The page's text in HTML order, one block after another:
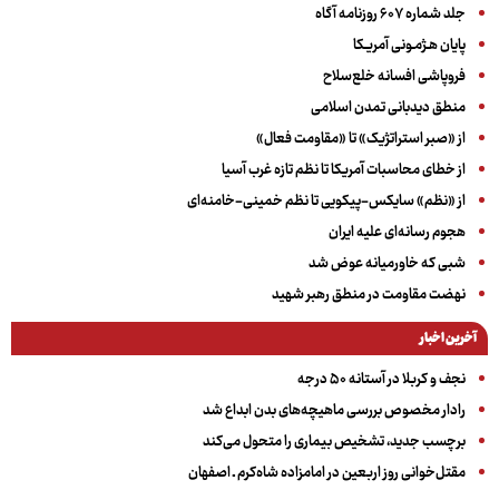
جلد شماره ۶۰۷ روزنامه آگاه
پایان هـژمـونی آمریـکا
فروپاشی افسانه خلع‌سلاح
منطق دیدبانی تمدن اسلامی
از «صبر استراتژیک» تا «مقاومت فعال»
از خطای محاسبات آمریکا تا نظم تازه غرب آسیا
از «نظم» سایکس-پیکویی تا نظم خمینی-خامنه‌ای
هجوم رسانه‌ای علیه ایران
شبی که خاورمیانه عوض شد
نهضت مقاومت در منطق رهبر شهید
آخرین اخبار
نجف و کربلا در آستانه ۵۰ درجه
رادار مخصوص بررسی ماهیچه‌های بدن ابداع شد
برچسب جدید، تشخیص بیماری را متحول می‌کند
مقتل‌خوانی روز اربعین در امامزاده شاه‌کرم ـ اصفهان